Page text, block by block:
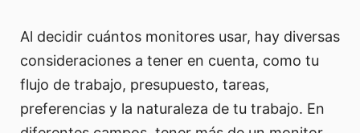
Al decidir cuántos monitores usar, hay diversas
consideraciones a tener en cuenta, como tu
flujo de trabajo, presupuesto, tareas,
preferencias y la naturaleza de tu trabajo. En